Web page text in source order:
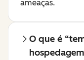
ameaças.
O que é